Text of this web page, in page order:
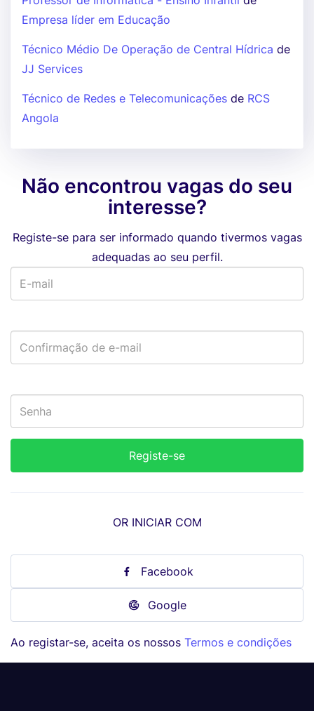
Empresa líder em Educação
Técnico Médio De Operação de Central Hídrica de
JJ Services
Técnico de Redes e Telecomunicações de RCS
Angola
Não encontrou vagas do seu
interesse?
Registe-se para ser informado quando tivermos vagas
adequadas ao seu perfil.
OR INICIAR COM
Facebook
Google
Ao registar-se, aceita os nossos Termos e condições